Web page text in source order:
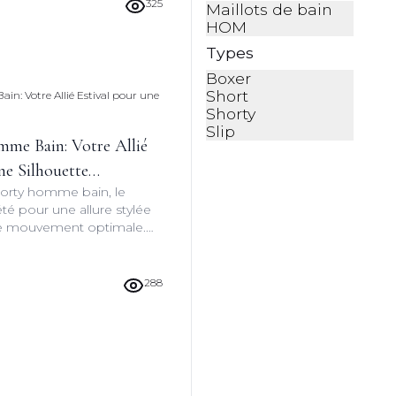
325
Bain: Votre Allié
Silhouette
homme bain, le
pour une allure stylée
mouvement optimale.
les matériaux
d'entretien pour
de votre maillot de 288
Maillots de bain
HOM
Types
Boxer
Short
Shorty
Slip